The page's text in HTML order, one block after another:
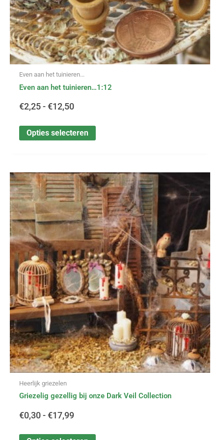
Even aan het tuinieren...
Even aan het tuinieren…1:12
€2,25 - €12,50
Opties selecteren
productpagina
Heerlijk griezelen
Griezelig gezellig bij onze Dark Veil Collection
€0,30 - €17,99
Prijsklasse:
€0,30
tot
€17,99
Dit
product
heeft
meerdere
variaties.
Deze
optie
kan
gekozen
worden
op
de
productpagina